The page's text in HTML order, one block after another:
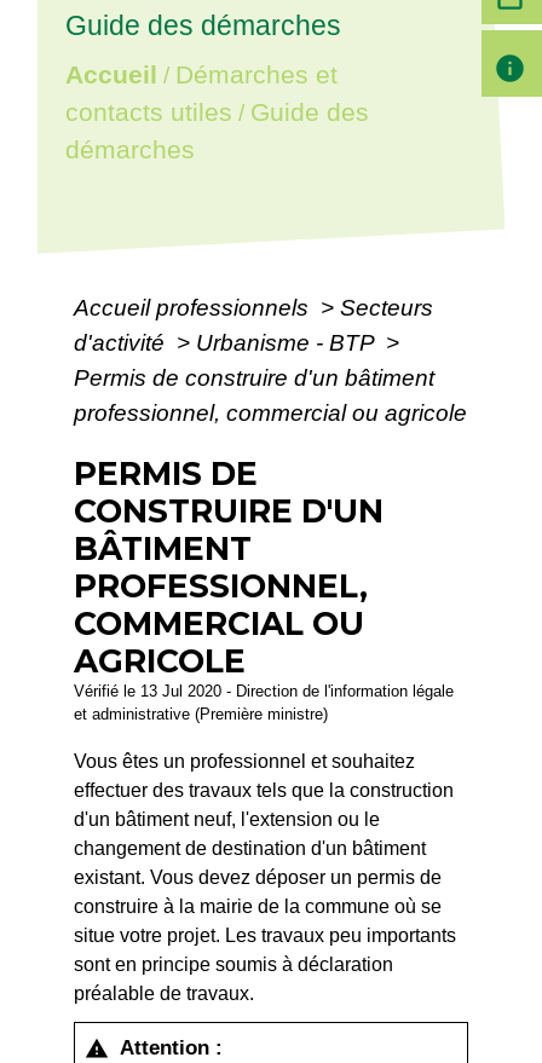
Guide des démarches
Accueil / Démarches et
contacts utiles / Guide des
démarches
Accueil professionnels > Secteurs
d'activité > Urbanisme - BTP >
Permis de construire d'un bâtiment
professionnel, commercial ou agricole
PERMIS DE
CONSTRUIRE D'UN
BÂTIMENT
PROFESSIONNEL,
COMMERCIAL OU
AGRICOLE
Vérifié le 13 Jul 2020 - Direction de l'information légale
et administrative (Première ministre)
Vous êtes un professionnel et souhaitez
effectuer des travaux tels que la construction
d'un bâtiment neuf, l'extension ou le
changement de destination d'un bâtiment
existant. Vous devez déposer un permis de
construire à la mairie de la commune où se
situe votre projet. Les travaux peu importants
sont en principe soumis à déclaration
préalable de travaux.
warning Attention :
info